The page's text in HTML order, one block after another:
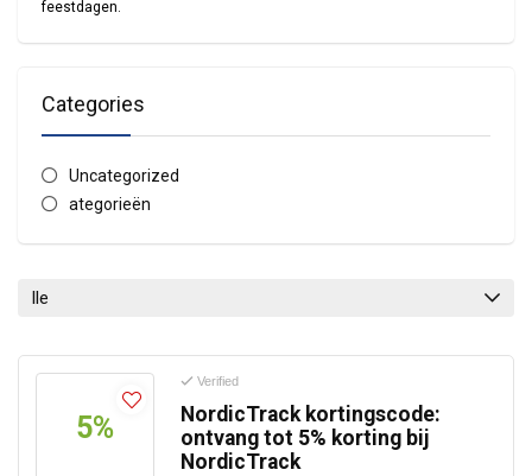
feestdagen.
Categories
Uncategorized
ategorieën
lle
5%
Verified
NordicTrack kortingscode:
ontvang tot 5% korting bij
NordicTrack